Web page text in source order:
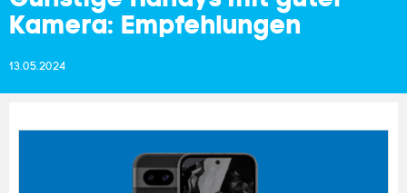
Kamera: Empfehlungen
13.05.2024